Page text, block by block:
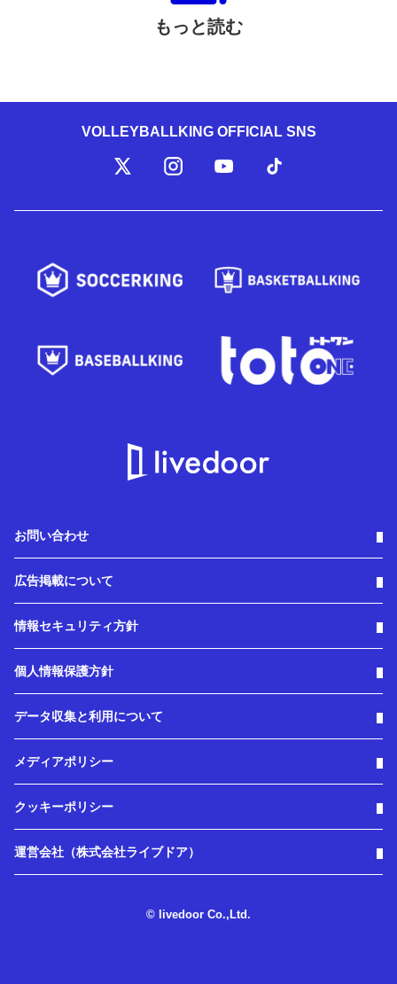
もっと読む
VOLLEYBALLKING OFFICIAL SNS
お問い合わせ
広告掲載について
情報セキュリティ方針
個人情報保護方針
データ収集と利用について
メディアポリシー
クッキーポリシー
運営会社（株式会社ライブドア）
© livedoor Co.,Ltd.